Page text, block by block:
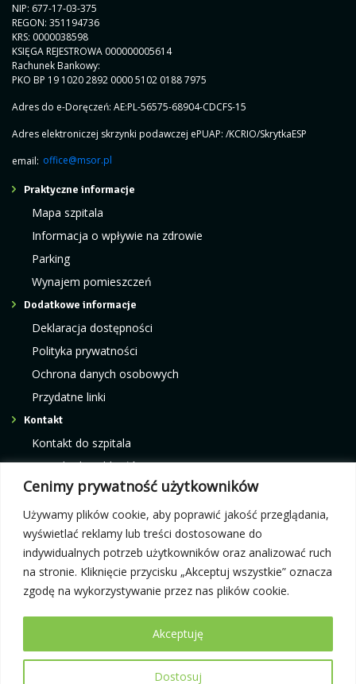
Cenimy prywatność użytkowników
Używamy plików cookie, aby poprawić jakość przeglądania,
wyświetlać reklamy lub treści dostosowane do
indywidualnych potrzeb użytkowników oraz analizować ruch
na stronie. Kliknięcie przycisku „Akceptuj wszystkie” oznacza
zgodę na wykorzystywanie przez nas plików cookie.
Dostosuj
Akceptuję
NIP: 677-17-03-375
REGON: 351194736
KRS: 0000038598
KSIĘGA REJESTROWA 000000005614
Rachunek Bankowy:
PKO BP 19 1020 2892 0000 5102 0188 7975
Adres do e-Doręczeń: AE:PL-56575-68904-CDCFS-15
Adres elektroniczej skrzynki podawczej ePUAP: /KCRIO/SkrytkaESP
email: office@msor.pl
Praktyczne informacje
Mapa szpitala
Informacja o wpływie na zdrowie
Parking
Wynajem pomieszczeń
Dodatkowe informacje
Deklaracja dostępności
Polityka prywatności
Ochrona danych osobowych
Przydatne linki
Kontakt
Kontakt do szpitala
Kontakt do oddziałów
Kontakt do poradni
Kontakt do pracowni i ośrodków
Rejestracja elektroniczna:
e-rejestracja
Infolinia telefoniczna:
12 42 87 300
© 2026 Małopolski Szpital Ortopedyczno-Rehabilitacyjny im. prof.